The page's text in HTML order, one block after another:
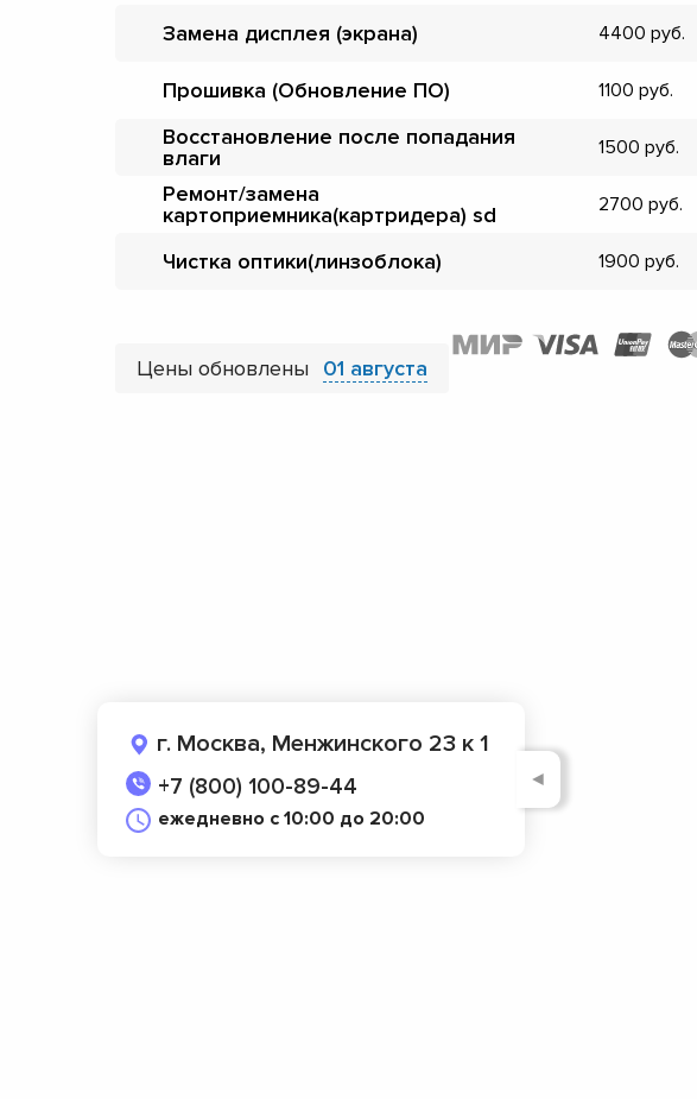
Замена дисплея (экрана) 4400
Прошивка (Обновление ПО) 1100
Восстановление после попадания
влаги
1500
Ремонт/замена
картоприемника(картридера) sd
2700
Чистка оптики(линзоблока) 1900
Цены обновлены 01 августа
г. Москва, Менжинского 23 к 1
+7 (800) 100-89-44
ежедневно с 10:00 до 20:00
◄